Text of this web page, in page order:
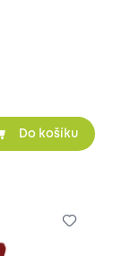
Do košíku